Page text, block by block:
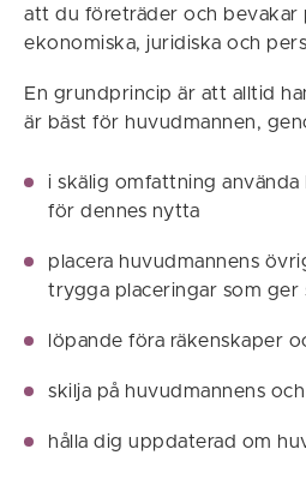
att du företräder och bevakar
ekonomiska, juridiska och
En grundprincip är att alltid
är bäst för huvudmannen,
i skälig omfattning använda
för dennes nytta
placera huvudmannens
trygga placeringar som ger
löpande föra räkenskaper
skilja på huvudmannens
hålla dig uppdaterad om